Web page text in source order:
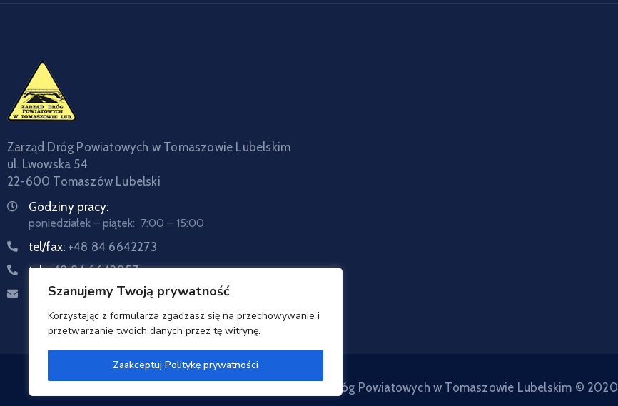
Szanujemy Twoją prywatność
Korzystając z formularza zgadzasz się na przechowywanie i
przetwarzanie twoich danych przez tę witrynę.
Zaakceptuj Politykę prywatności
Zarząd Dróg Powiatowych w Tomaszowie Lubelskim
ul. Lwowska 54
22-600 Tomaszów Lubelski
Godziny pracy:
poniedziałek – piątek: 7:00 – 15:00
tel/fax: +48 84 6642273
tel:+48 84 6642057
Email:sekretariat@zdptomaszow.pl
Zarząd Dróg Powiatowych w Tomaszowie Lubelskim © 2020